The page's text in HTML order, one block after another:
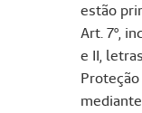
estão
Art. 7º,
e II,